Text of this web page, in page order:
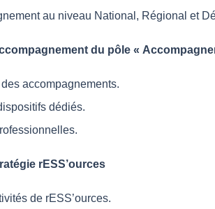
au niveau National, Régional et
du pôle «
accompagnements.
dédiés.
rESS’ources
de rESS’ources.